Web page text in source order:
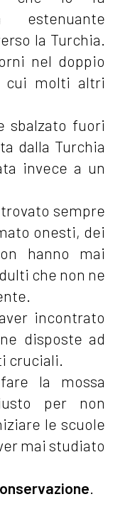
estenuante
la Turchia.
nel doppio
cui molti altri
sbalzato fuori
dalla Turchia
invece a un
sempre
onesti, dei
hanno mai
che non ne
incontrato
disposte ad
cruciali.
la mossa
per non
le scuole
mai studiato
.